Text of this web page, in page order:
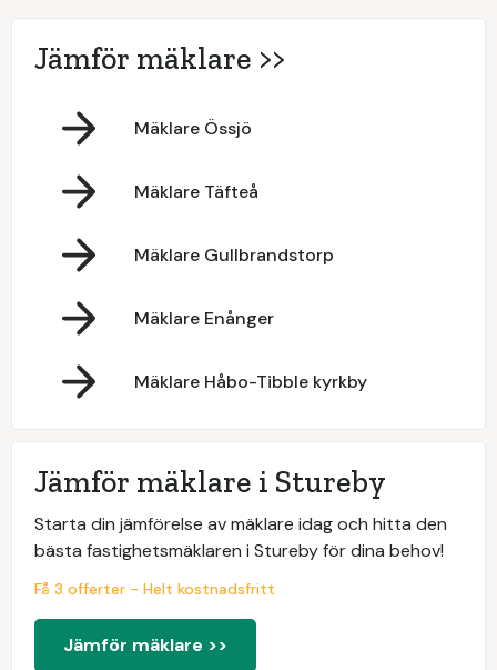
Jämför mäklare >>
Mäklare Össjö
Mäklare Täfteå
Mäklare Gullbrandstorp
Mäklare Enånger
Mäklare Håbo-Tibble kyrkby
Jämför mäklare i Stureby
Starta din jämförelse av mäklare idag och hitta den
bästa fastighetsmäklaren i Stureby för dina behov!
Få 3 offerter - Helt kostnadsfritt
Jämför mäklare >>